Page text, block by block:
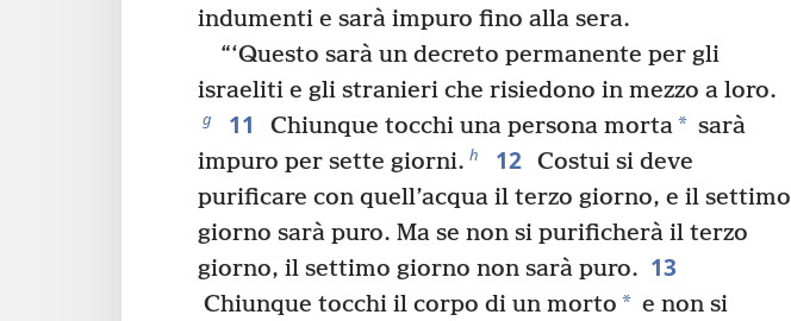
indumenti e sarà impuro fino alla sera.
“‘Questo sarà un decreto permanente per gli
israeliti e gli stranieri che risiedono in mezzo a loro.
g 11 Chiunque tocchi una persona morta* sarà
impuro per sette giorni. h 12 Costui si deve
purificare con quell’acqua il terzo giorno, e il settimo
giorno sarà puro. Ma se non si purificherà il terzo
giorno, il settimo giorno non sarà puro. 13
Chiunque tocchi il corpo di un morto * e non si